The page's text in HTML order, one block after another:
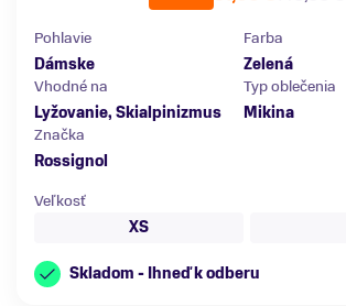
Pohlavie
Dámske
Farba
Zelená
Vhodné na
Lyžovanie, Skialpinizmus
Typ oblečenia
Mikina
Značka
Rossignol
Veľkosť
XS
Skladom - Ihneď k odberu